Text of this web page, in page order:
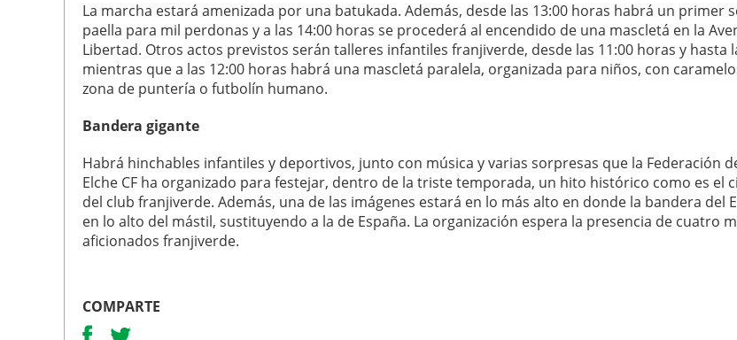
La marcha estará amenizada por una batukada. Además, desde las 13:00 horas habrá un primer
paella para mil perdonas y a las 14:00 horas se procederá al encendido de una mascletá en la
Libertad. Otros actos previstos serán talleres infantiles franjiverde, desde las 11:00 horas y hasta
mientras que a las 12:00 horas habrá una mascletá paralela, organizada para niños, con
zona de puntería o futbolín humano.
Bandera gigante
Habrá hinchables infantiles y deportivos, junto con música y varias sorpresas que la Federación
Elche CF ha organizado para festejar, dentro de la triste temporada, un hito histórico como es el
del club franjiverde. Además, una de las imágenes estará en lo más alto en donde la bandera del
en lo alto del mástil, sustituyendo a la de España. La organización espera la presencia de cuatro
aficionados franjiverde.
COMPARTE